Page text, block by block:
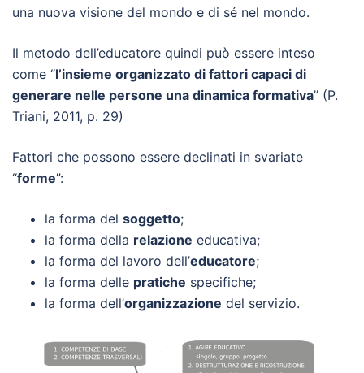
una nuova visione del mondo e di sé nel mondo.
Il metodo dell’educatore quindi può essere inteso
come “l’insieme organizzato di fattori capaci di
generare nelle persone una dinamica formativa” (P.
Triani, 2011, p. 29)
Fattori che possono essere declinati in svariate
“forme”:
la forma del soggetto;
la forma della relazione educativa;
la forma del lavoro dell’educatore;
la forma delle pratiche specifiche;
la forma dell’organizzazione del servizio.